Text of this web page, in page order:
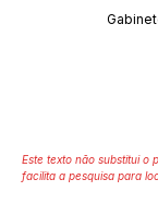
Este texto não substitui o
facilita a pesquisa para